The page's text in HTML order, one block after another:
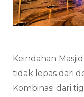
Keindahan
tidak lepas dari
Kombinasi dari